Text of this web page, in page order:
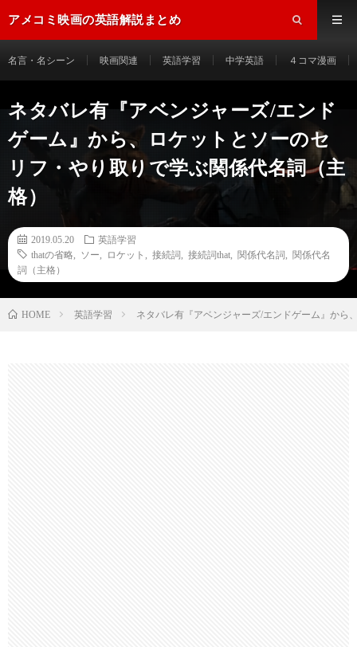
アメコミ映画の英語解説まとめ
名言・名シーン 映画関連 英語学習 中学英語 ４コマ漫画
ネタバレ有『アベンジャーズ/エンド
ゲーム』から、ロケットとソーのセ
リフ・やり取りで学ぶ関係代名詞（主
格）
2019.05.20
英語学習
thatの省略
ソー ロケット 接続詞 接続詞that 関係代名詞
関係代名
詞（主格）
HOME 英語学習 ネタバレ有『アベンジャーズ/エンドゲーム』から